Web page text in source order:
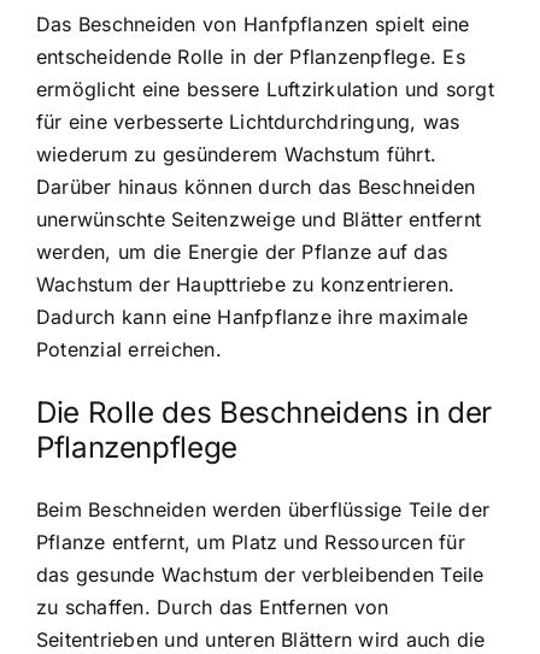
Das Beschneiden von Hanfpflanzen spielt eine
entscheidende Rolle in der Pflanzenpflege. Es
ermöglicht eine bessere Luftzirkulation und sorgt
für eine verbesserte Lichtdurchdringung, was
wiederum zu gesünderem Wachstum führt.
Darüber hinaus können durch das Beschneiden
unerwünschte Seitenzweige und Blätter entfernt
werden, um die Energie der Pflanze auf das
Wachstum der Haupttriebe zu konzentrieren.
Dadurch kann eine Hanfpflanze ihre maximale
Potenzial erreichen.
Die Rolle des Beschneidens in der
Pflanzenpflege
Beim Beschneiden werden überflüssige Teile der
Pflanze entfernt, um Platz und Ressourcen für
das gesunde Wachstum der verbleibenden Teile
zu schaffen. Durch das Entfernen von
Seitentrieben und unteren Blättern wird auch die